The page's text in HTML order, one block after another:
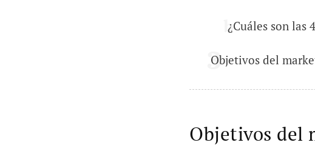
¿Cuáles son las
Objetivos del
Objetivos del